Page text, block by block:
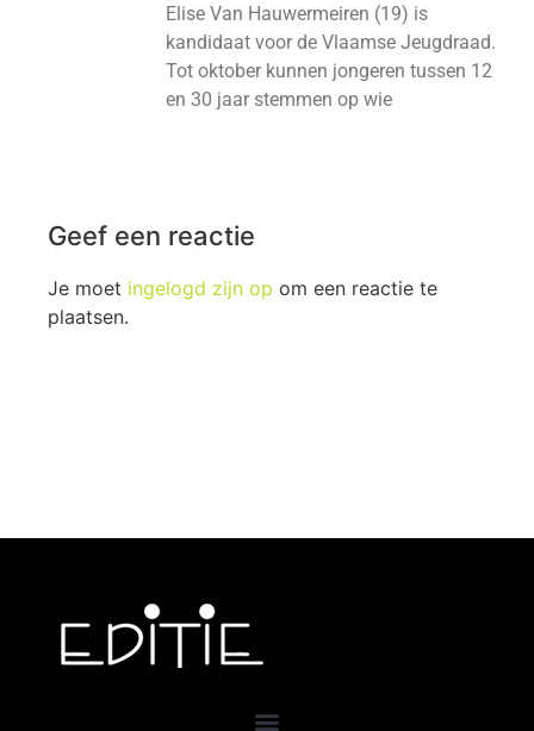
Elise Van Hauwermeiren (19) is
kandidaat voor de Vlaamse Jeugdraad.
Tot oktober kunnen jongeren tussen 12
en 30 jaar stemmen op wie
Geef een reactie
Je moet ingelogd zijn op om een reactie te
plaatsen.